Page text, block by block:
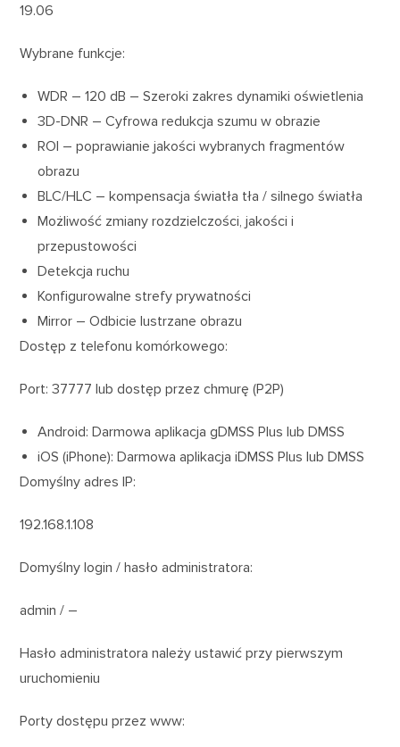
19.06
Wybrane funkcje:
WDR – 120 dB – Szeroki zakres dynamiki oświetlenia
3D-DNR – Cyfrowa redukcja szumu w obrazie
ROI – poprawianie jakości wybranych fragmentów
obrazu
BLC/HLC – kompensacja światła tła / silnego światła
Możliwość zmiany rozdzielczości, jakości i
przepustowości
Detekcja ruchu
Konfigurowalne strefy prywatności
Mirror – Odbicie lustrzane obrazu
Dostęp z telefonu komórkowego:
Port: 37777 lub dostęp przez chmurę (P2P)
Android: Darmowa aplikacja gDMSS Plus lub DMSS
iOS (iPhone): Darmowa aplikacja iDMSS Plus lub DMSS
Domyślny adres IP:
192.168.1.108
Domyślny login / hasło administratora:
admin / –
Hasło administratora należy ustawić przy pierwszym
uruchomieniu
Porty dostępu przez www: